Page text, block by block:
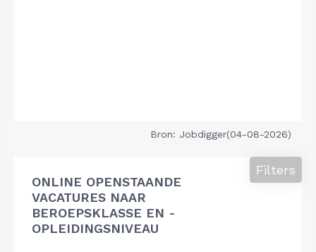
Bron: Jobdigger(04-08-2026)
ONLINE OPENSTAANDE
VACATURES NAAR
BEROEPSKLASSE EN -
OPLEIDINGSNIVEAU
Filters